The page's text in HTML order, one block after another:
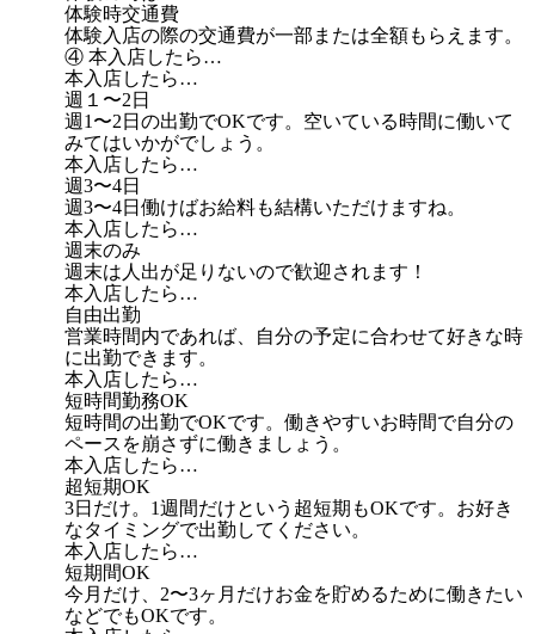
体験時交通費
体験入店の際の交通費が一部または全額もらえます。
④ 本入店したら…
本入店したら…
週１〜2日
週1〜2日の出勤でOKです。空いている時間に働いて
みてはいかがでしょう。
本入店したら…
週3〜4日
週3〜4日働けばお給料も結構いただけますね。
本入店したら…
週末のみ
週末は人出が足りないので歓迎されます！
本入店したら…
自由出勤
営業時間内であれば、自分の予定に合わせて好きな時
に出勤できます。
本入店したら…
短時間勤務OK
短時間の出勤でOKです。働きやすいお時間で自分の
ペースを崩さずに働きましょう。
本入店したら…
超短期OK
3日だけ。1週間だけという超短期もOKです。お好き
なタイミングで出勤してください。
本入店したら…
短期間OK
今月だけ、2〜3ヶ月だけお金を貯めるために働きたい
などでもOKです。